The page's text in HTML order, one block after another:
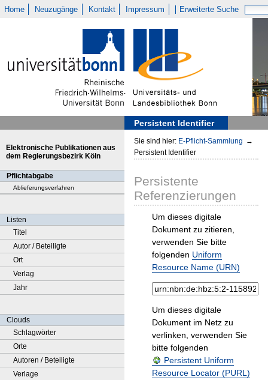
Home Neuzugänge Kontakt Impressum Erweiterte Suche
Persistent Identifier
Elektronische Publikationen aus
dem Regierungsbezirk Köln
Pflichtabgabe
Ablieferungsverfahren
Listen
Titel
Autor / Beteiligte
Ort
Verlag
Jahr
Clouds
Schlagwörter
Orte
Autoren / Beteiligte
Verlage
Sie sind hier: E-Pflicht-Sammlung →
Persistent Identifier
Persistente
Referenzierungen
Um dieses digitale
Dokument zu zitieren,
verwenden Sie bitte
folgenden Uniform
Resource Name (URN)
Um dieses digitale
Dokument im Netz zu
verlinken, verwenden Sie
bitte folgenden
Persistent Uniform
Resource Locator (PURL)